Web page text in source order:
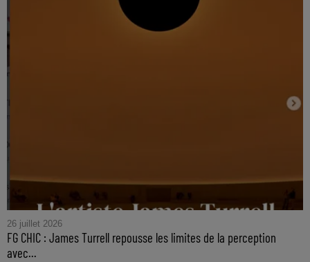
26 juillet 2026
FG CHIC : James Turrell repousse les limites de la perception
avec...